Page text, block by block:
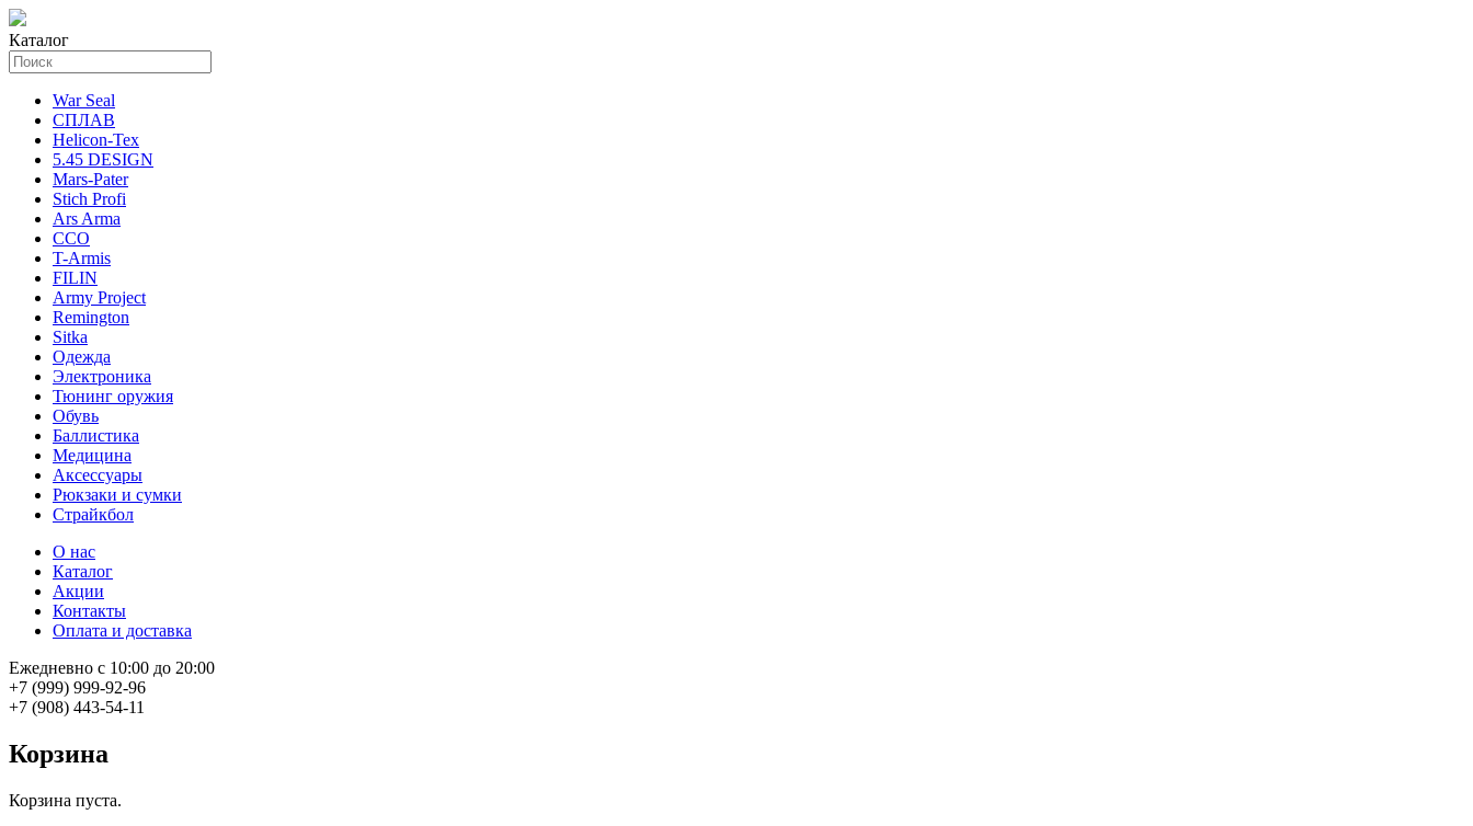
Каталог
War Seal
СПЛАВ
Helicon-Tex
5.45 DESIGN
Mars-Pater
Stich Profi
Ars Arma
ССО
T-Armis
FILIN
Army Project
Remington
Sitka
Одежда
Электроника
Тюнинг оружия
Обувь
Баллистика
Медицина
Аксессуары
Рюкзаки и сумки
Страйкбол
О нас
Каталог
Акции
Контакты
Оплата и доставка
Ежедневно с 10:00 до 20:00
+7 (999) 999-92-96
+7 (908) 443-54-11
Корзина
Корзина пуста.